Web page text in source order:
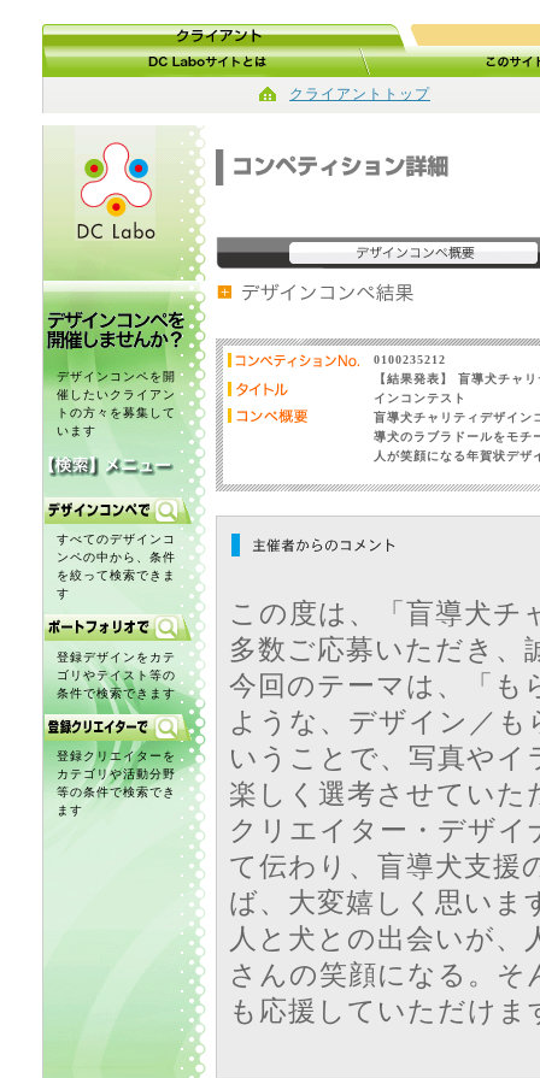
クライアントトップ
デザインコンペを開
催したいクライアン
トの方々を募集して
います
すべてのデザインコ
ンペの中から、条件
を絞って検索できま
す
登録デザインをカテ
ゴリやテイスト等の
条件で検索できます
登録クリエイターを
カテゴリや活動分野
等の条件で検索でき
ます
0100235212
【結果発表】 盲導犬チャ
インコンテスト
盲導犬チャリティデザイン
導犬のラブラドールをモチ
人が笑顔になる年賀状デザ
この度は、「盲導犬
多数ご応募いただき
今回のテーマは、「も
ような、デザイン／
いうことで、写真やイ
楽しく選考させていた
クリエイター・デザ
て伝わり、盲導犬支援
ば、大変嬉しく思いま
人と犬との出会いが
さんの笑顔になる。そ
も応援していただけ